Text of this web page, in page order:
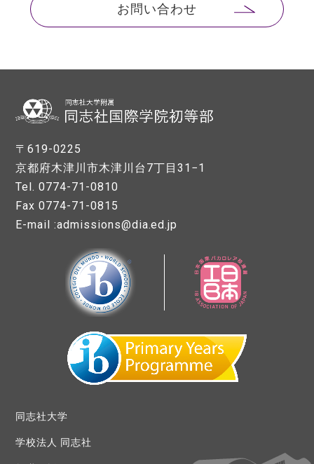
お問い合わせ
〒619-0225
京都府木津川市木津川台7丁目31−1
Tel. 0774-71-0810
Fax 0774-71-0815
E-mail :admissions@dia.ed.jp
同志社大学
学校法人 同志社